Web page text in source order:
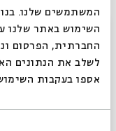
המשתמשים שלנו.
השימוש באתר שלנו
החברתית, הפרסום
לשלב את הנתונים
אספו בעקבות
שיתוף
תגיות: במה שטיסל
סגור